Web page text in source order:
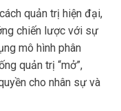
quản trị hiện đại,
chiến lược với sự
mô hình phân
quản trị “mở”,
cho nhân sự và